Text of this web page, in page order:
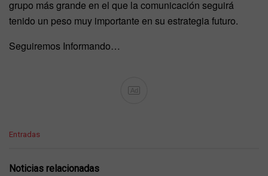
grupo más grande en el que la comunicación seguirá
tenido un peso muy importante en su estrategia futuro.
Seguiremos Informando…
Ad
C
e
Entradas
Noticias relacionadas